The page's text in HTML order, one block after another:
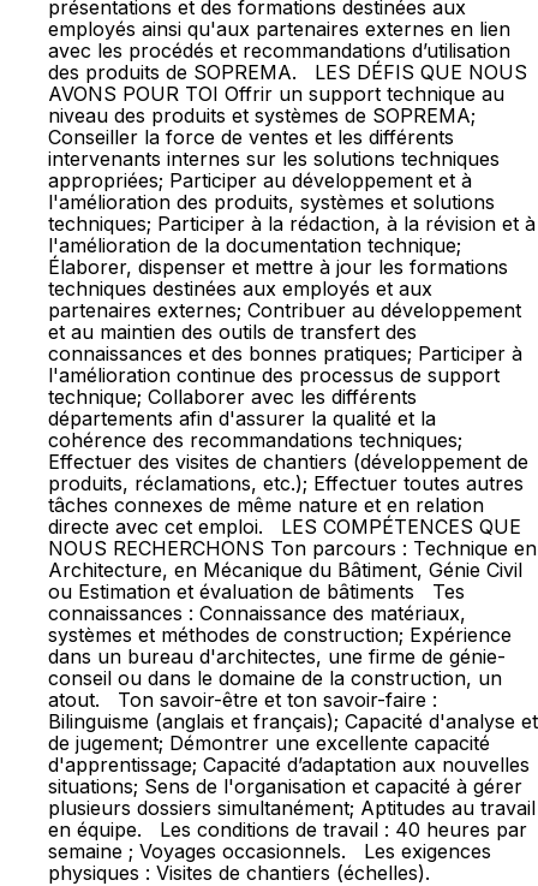
présentations et des formations destinées aux
employés ainsi qu'aux partenaires externes en lien
avec les procédés et recommandations d’utilisation
des produits de SOPREMA. LES DÉFIS QUE NOUS
AVONS POUR TOI Offrir un support technique au
niveau des produits et systèmes de SOPREMA;
Conseiller la force de ventes et les différents
intervenants internes sur les solutions techniques
appropriées; Participer au développement et à
l'amélioration des produits, systèmes et solutions
techniques; Participer à la rédaction, à la révision et à
l'amélioration de la documentation technique;
Élaborer, dispenser et mettre à jour les formations
techniques destinées aux employés et aux
partenaires externes; Contribuer au développement
et au maintien des outils de transfert des
connaissances et des bonnes pratiques; Participer à
l'amélioration continue des processus de support
technique; Collaborer avec les différents
départements afin d'assurer la qualité et la
cohérence des recommandations techniques;
Effectuer des visites de chantiers (développement de
produits, réclamations, etc.); Effectuer toutes autres
tâches connexes de même nature et en relation
directe avec cet emploi. LES COMPÉTENCES QUE
NOUS RECHERCHONS Ton parcours : Technique en
Architecture, en Mécanique du Bâtiment, Génie Civil
ou Estimation et évaluation de bâtiments Tes
connaissances : Connaissance des matériaux,
systèmes et méthodes de construction; Expérience
dans un bureau d'architectes, une firme de génie-
conseil ou dans le domaine de la construction, un
atout. Ton savoir-être et ton savoir-faire :
Bilinguisme (anglais et français); Capacité d'analyse et
de jugement; Démontrer une excellente capacité
d'apprentissage; Capacité d’adaptation aux nouvelles
situations; Sens de l'organisation et capacité à gérer
plusieurs dossiers simultanément; Aptitudes au travail
en équipe. Les conditions de travail : 40 heures par
semaine ; Voyages occasionnels. Les exigences
physiques : Visites de chantiers (échelles).